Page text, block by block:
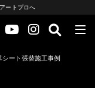
ートプロへ
ート張替施工事例